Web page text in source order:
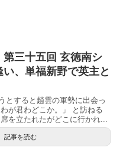
第三十五回 玄徳南シ
い、単福新野で英主と
とすると趙雲の軍勢に出会っ
が君わどこか。」 と訪ねる
を立たれたがどこに行かれ...
記事を読む